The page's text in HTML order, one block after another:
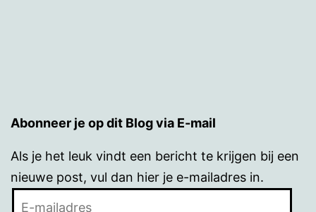
Abonneer je op dit Blog via E-mail
Als je het leuk vindt een bericht te krijgen bij een
nieuwe post, vul dan hier je e-mailadres in.